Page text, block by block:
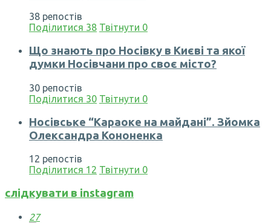
38 репостів
Поділитися 38 Твітнути 0
Що знають про Носівку в Києві та якої
думки Носівчани про своє місто?
30 репостів
Поділитися 30 Твітнути 0
Носівське “Караоке на майдані”. Зйомка
Олександра Кононенка
12 репостів
Поділитися 12 Твітнути 0
слідкувати в instagram
27